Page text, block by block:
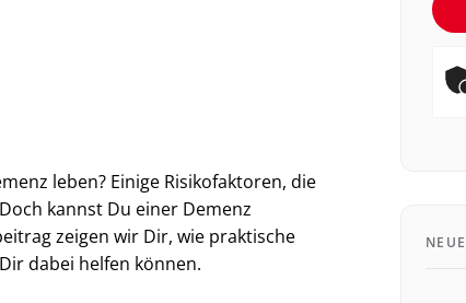
leben? Einige Risikofaktoren, die
kannst Du einer Demenz
zeigen wir Dir, wie praktische
dabei helfen können.